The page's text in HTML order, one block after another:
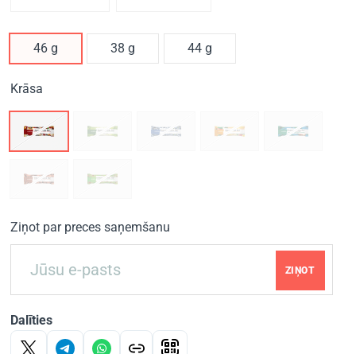
46 g 38 g 44 g
Krāsa
Ziņot par preces saņemšanu
ZIŅOT
Dalīties